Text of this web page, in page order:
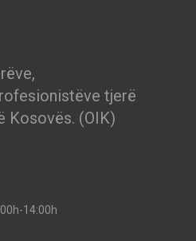
tjerë
Kosovës. (OIK)
14:00h